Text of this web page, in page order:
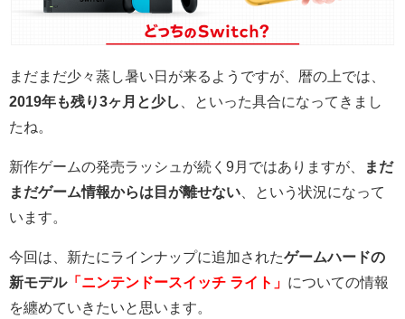
まだまだ少々蒸し暑い日が来るようですが、暦の上では、
2019年も残り3ヶ月と少し
、といった具合になってきまし
たね。
新作ゲームの発売ラッシュが続く9月ではありますが、
まだ
まだゲーム情報からは目が離せない 、という状況になって
います。
今回は、新たにラインナップに追加されたゲームハードの
新モデル「ニンテンドースイッチ ライト」 についての情報
を纏めていきたいと思います。